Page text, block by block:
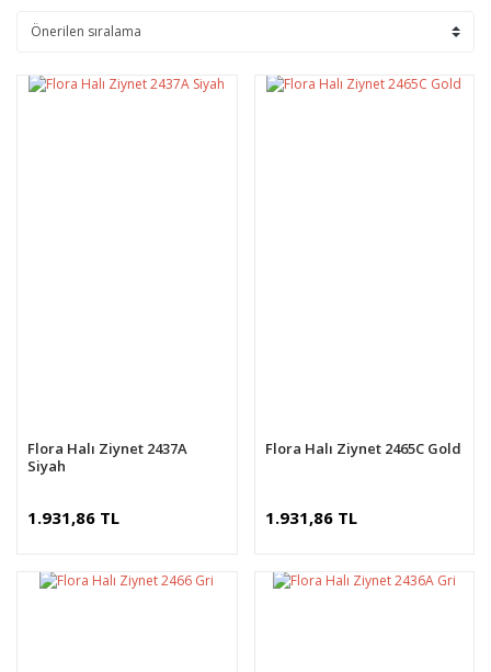
Flora Halı Ziynet 2437A
Siyah
1.931,86 TL
Flora Halı Ziynet 2465C Gold
1.931,86 TL